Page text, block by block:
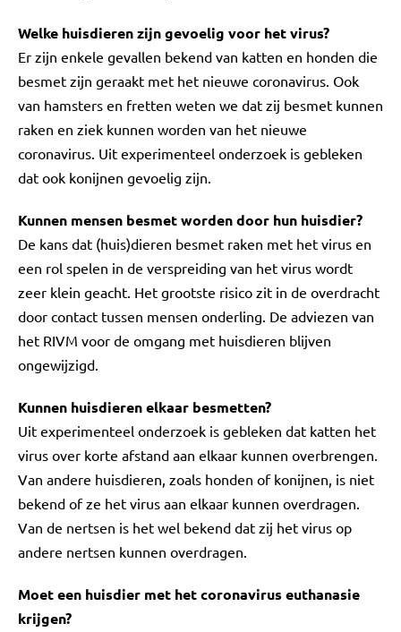
Welke huisdieren zijn gevoelig voor het virus?
Er zijn enkele gevallen bekend van katten en honden die
besmet zijn geraakt met het nieuwe coronavirus. Ook
van hamsters en fretten weten we dat zij besmet kunnen
raken en ziek kunnen worden van het nieuwe
coronavirus. Uit experimenteel onderzoek is gebleken
dat ook konijnen gevoelig zijn.
Kunnen mensen besmet worden door hun huisdier?
De kans dat (huis)dieren besmet raken met het virus en
een rol spelen in de verspreiding van het virus wordt
zeer klein geacht. Het grootste risico zit in de overdracht
door contact tussen mensen onderling. De adviezen van
het RIVM voor de omgang met huisdieren blijven
ongewijzigd.
Kunnen huisdieren elkaar besmetten?
Uit experimenteel onderzoek is gebleken dat katten het
virus over korte afstand aan elkaar kunnen overbrengen.
Van andere huisdieren, zoals honden of konijnen, is niet
bekend of ze het virus aan elkaar kunnen overdragen.
Van de nertsen is het wel bekend dat zij het virus op
andere nertsen kunnen overdragen.
Moet een huisdier met het coronavirus euthanasie
krijgen?